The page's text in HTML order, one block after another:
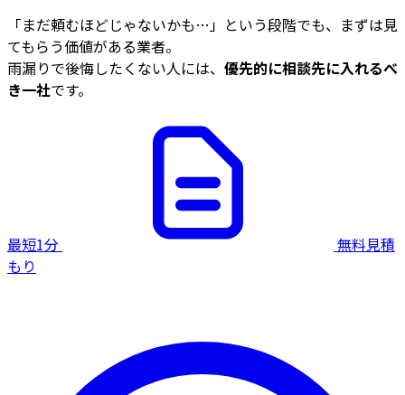
「まだ頼むほどじゃないかも…」という段階でも、まずは見
てもらう価値がある業者。
雨漏りで後悔したくない人には、 優先的に相談先に入れるべ
き一社です。
最短1分
無料見積
もり